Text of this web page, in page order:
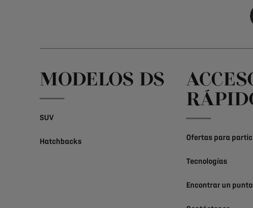
MODELOS DS
SUV
Hatchbacks Ofertas para
Tecnologías
Encontrar un